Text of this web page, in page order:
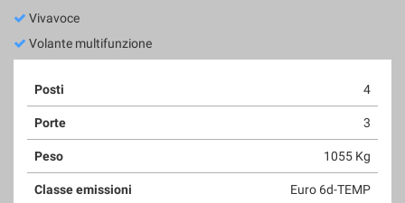
Vivavoce
Volante multifunzione
Posti 4
Porte 3
Peso 1055 Kg
Classe emissioni Euro 6d-TEMP